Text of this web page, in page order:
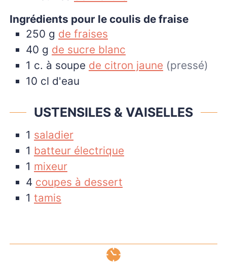
Ingrédients pour le coulis de fraise
250 g de fraises
40 g de sucre blanc
1 c. à soupe de citron jaune (pressé)
10 cl d'eau
USTENSILES & VAISELLES
1 saladier
1 batteur électrique
1 mixeur
4 coupes à dessert
1 tamis